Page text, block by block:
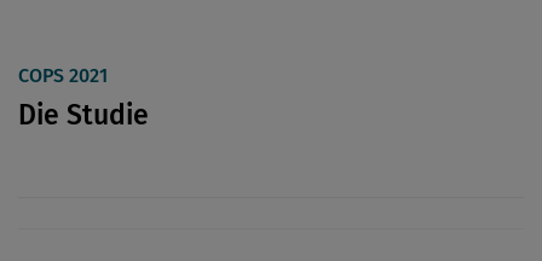
COPS 2021
Die Studie